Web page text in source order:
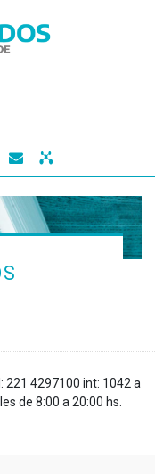
 
221 4297100 int: 1042 a
de 8:00 a 20:00 hs.